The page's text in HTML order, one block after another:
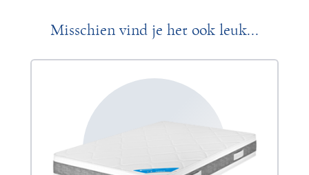
Misschien vind je het ook leuk...